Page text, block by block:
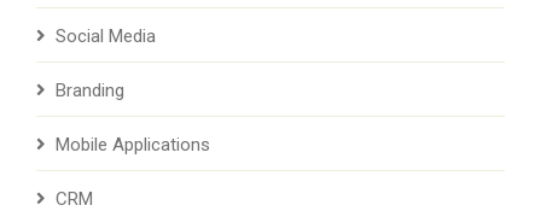
Social Media
Branding
Mobile Applications
CRM